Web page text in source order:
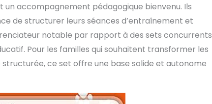
un accompagnement pédagogique bienvenu. Ils
de structurer leurs séances d’entraînement et
notable par rapport à des sets concurrents
Pour les familles qui souhaitent transformer les
ce set offre une base solide et autonome